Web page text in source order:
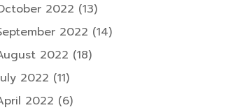
2022 (13)
2022 (14)
2022 (18)
2022 (11)
2022 (6)